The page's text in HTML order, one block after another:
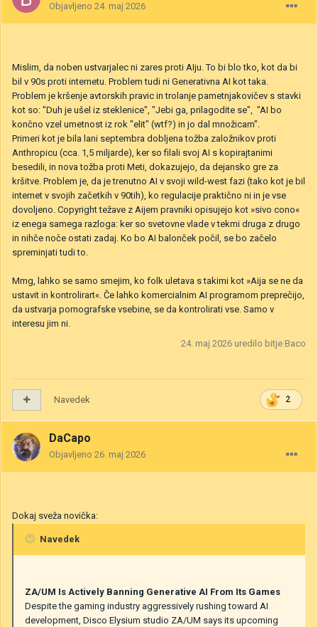
Objavljeno 24. maj 2026
Mislim, da noben ustvarjalec ni zares proti AIju. To bi blo tko, kot da bi
bil v 90s proti internetu. Problem tudi ni Generativna AI kot taka.
Problem je kršenje avtorskih pravic in trolanje pametnjakovičev s stavki
kot so: "Duh je ušel iz steklenice", "Jebi ga, prilagodite se", "AI bo
končno vzel umetnost iz rok "elit" (wtf?) in jo dal množicam".
Primeri kot je bila lani septembra dobljena tožba založnikov proti
Anthropicu (cca. 1,5 miljarde), ker so filali svoj AI s kopirajtanimi
besedili, in nova tožba proti Meti, dokazujejo, da dejansko gre za
kršitve. Problem je, da je trenutno AI v svoji wild-west fazi (tako kot je bil
internet v svojih začetkih v 90tih), ko regulacije praktično ni in je vse
dovoljeno. Copyright težave z Aijem pravniki opisujejo kot »sivo cono«
iz enega samega razloga: ker so svetovne vlade v tekmi druga z drugo
in nihče noče ostati zadaj. Ko bo AI balonček počil, se bo začelo
spreminjati tudi to.
Mmg, lahko se samo smejim, ko folk uletava s takimi kot »Aija se ne da
ustavit in kontrolirart«. Če lahko komercialnim AI programom preprečijo,
da ustvarja pornografske vsebine, se da kontrolirati vse. Samo v
interesu jim ni.
24. maj 2026 uredilo bitje Baco
2
Navedek
DaCapo
Objavljeno 26. maj 2026
Dokaj sveža novička:
Navedek
ZA/UM Is Actively Banning Generative AI From Its Games
Despite the gaming industry aggressively rushing toward AI
development, Disco Elysium studio ZA/UM says its upcoming